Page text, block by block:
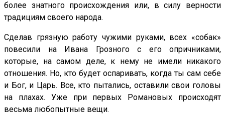
более знатного происхождения или, в силу верности
традициям своего народа.
Сделав грязную работу чужими руками, всех «собак»
повесили на Ивана Грозного с его опричниками,
которые, на самом деле, к нему не имели никакого
отношения. Но, кто будет оспаривать, когда ты сам себе
и Бог, и Царь. Все, кто пытались, оставили свои головы
на плахах. Уже при первых Романовых происходят
весьма любопытные вещи.